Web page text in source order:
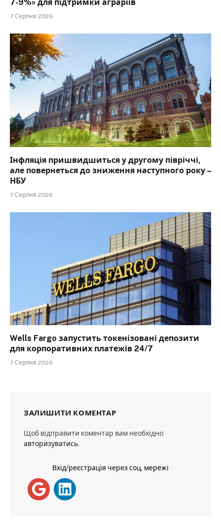
7-9%» для підтримки аграріїв
7 Серпня 2026
Інфляція пришвидшиться у другому півріччі,
але повернеться до зниження наступного року –
НБУ
7 Серпня 2026
Wells Fargo запустить токенізовані депозити
для корпоративних платежів 24/7
7 Серпня 2026
ЗАЛИШИТИ КОМЕНТАР
Щоб відправити коментар вам необхідно
авторизуватись.
Вхід/реєстрація через соц. мережі